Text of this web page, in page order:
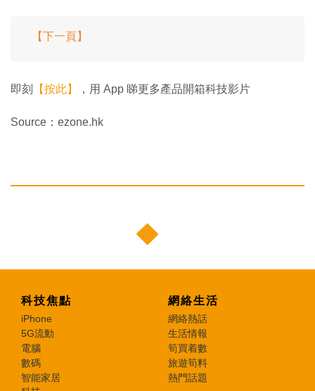
【下一頁】
即刻 【按此】 ，用 App 睇更多產品開箱科技影片
Source：ezone.hk
科技焦點
iPhone
5G流動
電腦
數碼
智能家居
網絡生活
網絡熱話
生活情報
筍買着數
旅遊筍料
熱門話題